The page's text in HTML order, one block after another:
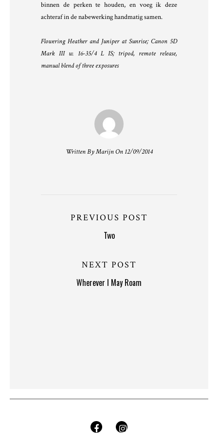
binnen de perken te houden, en voeg ik deze
achteraf in de nabewerking handmatig samen.
Flowering Heather and Juniper at Sunrise; Canon 5D
Mark III w. 16-35/4 L IS; tripod, remote release,
manual blend of three exposures
Written By Marijn On 12/09/2014
PREVIOUS POST
Two
NEXT POST
Wherever I May Roam